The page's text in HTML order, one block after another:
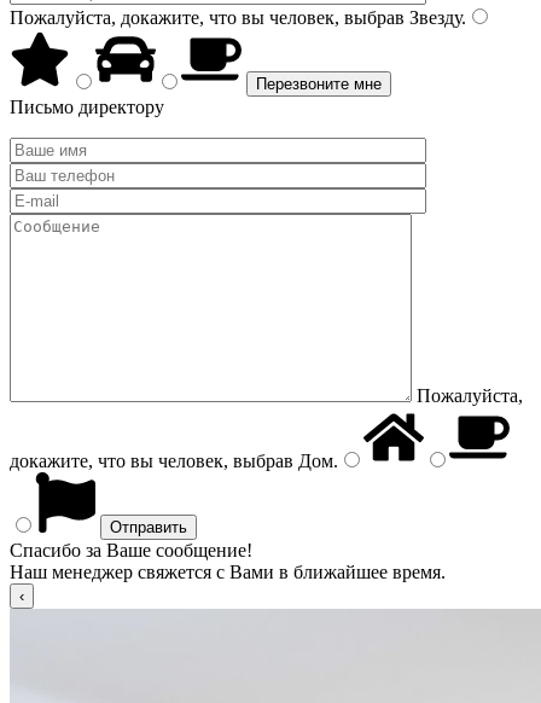
Пожалуйста, докажите, что вы человек, выбрав Звезду.
Письмо директору
Пожалуйста,
докажите, что вы человек, выбрав Дом.
Спасибо за Ваше сообщение!
Наш менеджер свяжется с Вами в ближайшее время.